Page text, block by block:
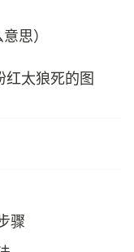
思）
红太狼死的图
骤